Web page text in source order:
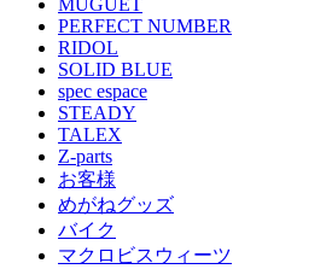
MUGUET
PERFECT NUMBER
RIDOL
SOLID BLUE
spec espace
STEADY
TALEX
Z-parts
お客様
めがねグッズ
バイク
マクロビスウィーツ